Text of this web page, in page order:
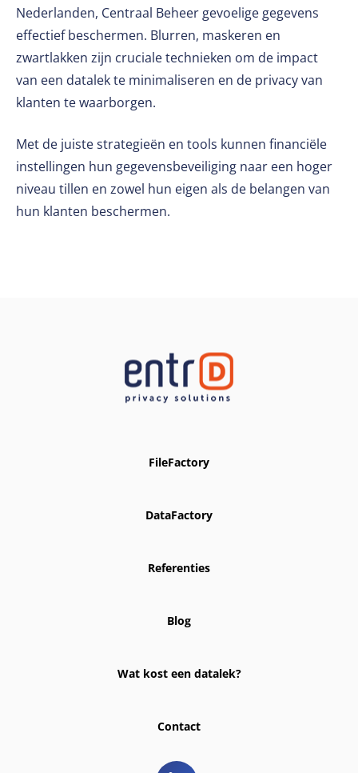
Nederlanden, Centraal Beheer gevoelige gegevens
effectief beschermen. Blurren, maskeren en
zwartlakken zijn cruciale technieken om de impact
van een datalek te minimaliseren en de privacy van
klanten te waarborgen.
Met de juiste strategieën en tools kunnen financiële
instellingen hun gegevensbeveiliging naar een hoger
niveau tillen en zowel hun eigen als de belangen van
hun klanten beschermen.
FileFactory
DataFactory
Referenties
Blog
Wat kost een datalek?
Contact